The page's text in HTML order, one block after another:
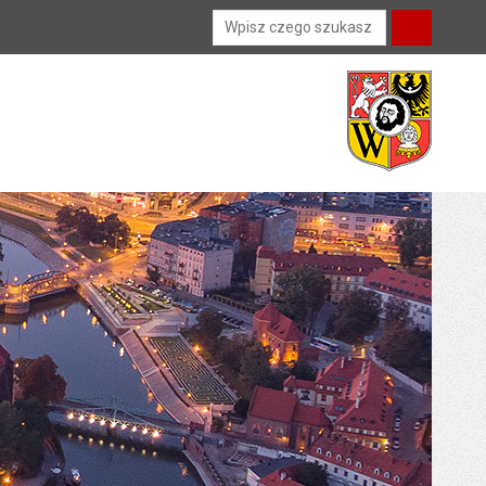
Wyszukiwarka